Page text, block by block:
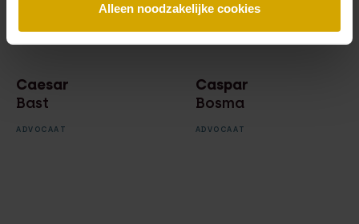
Alleen noodzakelijke cookies
Caesar
Bast
ADVOCAAT
Caspar
Bosma
ADVOCAAT